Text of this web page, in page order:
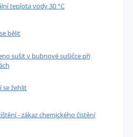
teplota vody 30 °C
bělit
sušit v bubnové sušičce při
se žehlit
- zákaz chemického čistění